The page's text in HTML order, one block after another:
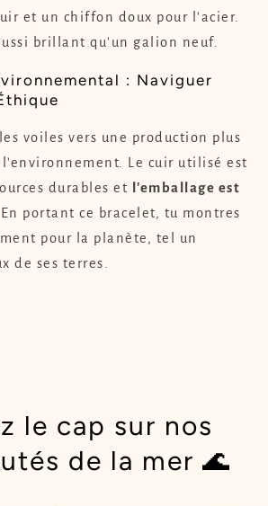
et un chiffon doux pour l'acier.
brillant qu'un galion neuf.
: Naviguer
voiles vers une production plus
l'environnement. Le cuir utilisé est
durables et
l'emballage est
portant ce bracelet, tu montres
pour la planète, tel un
de ses terres.
le cap sur nos
de la mer 🌊